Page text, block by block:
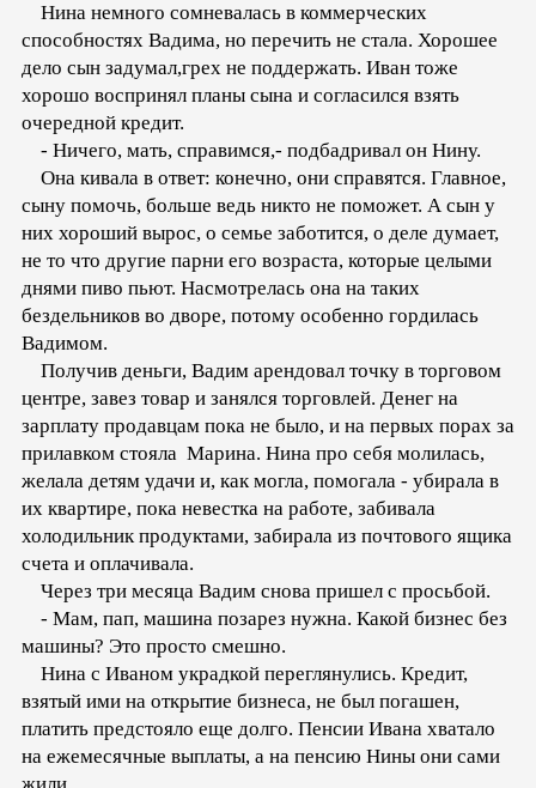
Нина немного сомневалась в коммерческих
способностях Вадима, но перечить не стала. Хорошее
дело сын задумал,грех не поддержать. Иван тоже
хорошо воспринял планы сына и согласился взять
очередной кредит.
- Ничего, мать, справимся,- подбадривал он Нину.
Она кивала в ответ: конечно, они справятся. Главное,
сыну помочь, больше ведь никто не поможет. А сын у
них хороший вырос, о семье заботится, о деле думает,
не то что другие парни его возраста, которые целыми
днями пиво пьют. Насмотрелась она на таких
бездельников во дворе, потому особенно гордилась
Вадимом.
Получив деньги, Вадим арендовал точку в торговом
центре, завез товар и занялся торговлей. Денег на
зарплату продавцам пока не было, и на первых порах за
прилавком стояла Марина. Нина про себя молилась,
желала детям удачи и, как могла, помогала - убирала в
их квартире, пока невестка на работе, забивала
холодильник продуктами, забирала из почтового ящика
счета и оплачивала.
Через три месяца Вадим снова пришел с просьбой.
- Мам, пап, машина позарез нужна. Какой бизнес без
машины? Это просто смешно.
Нина с Иваном украдкой переглянулись. Кредит,
взятый ими на открытие бизнеса, не был погашен,
платить предстояло еще долго. Пенсии Ивана хватало
на ежемесячные выплаты, а на пенсию Нины они сами